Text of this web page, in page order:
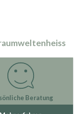
Beratung